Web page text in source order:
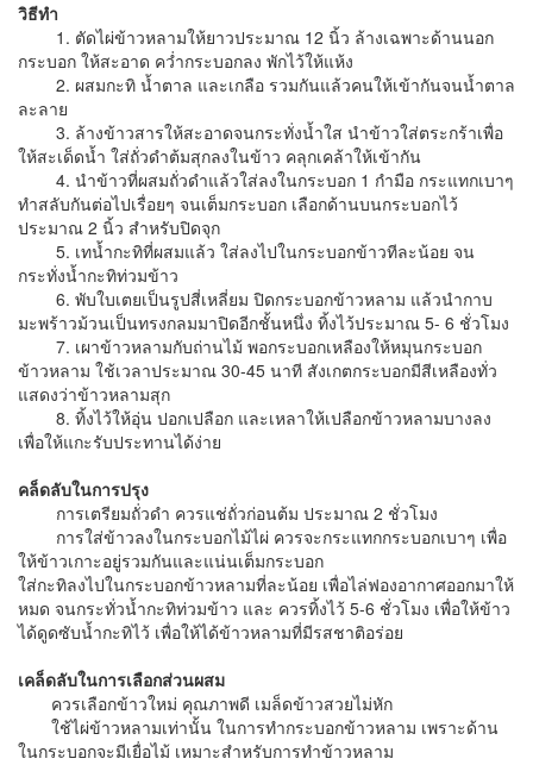
วิธีทำ
1. ตัดไผ่ข้าวหลามให้ยาวประมาณ 12 นิ้ว ล้างเฉพาะด้านนอก
กระบอก ให้สะอาด คว่ำกระบอกลง พักไว้ให้แห้ง
2. ผสมกะทิ น้ำตาล และเกลือ รวมกันแล้วคนให้เข้ากันจนน้ำตาล
ละลาย
3. ล้างข้าวสารให้สะอาดจนกระทั่งน้ำใส นำข้าวใส่ตระกร้าเพื่อ
ให้สะเด็ดน้ำ ใส่ถั่วดำต้มสุกลงในข้าว คลุกเคล้าให้เข้ากัน
4. นำข้าวที่ผสมถั่วดำแล้วใส่ลงในกระบอก 1 กำมือ กระแทกเบาๆ
ทำสลับกันต่อไปเรื่อยๆ จนเต็มกระบอก เลือกด้านบนกระบอกไว้
ประมาณ 2 นิ้ว สำหรับปิดจุก
5. เทน้ำกะทิที่ผสมแล้ว ใส่ลงไปในกระบอกข้าวทีละน้อย จน
กระทั่งน้ำกะทิท่วมข้าว
6. พับใบเตยเป็นรูปสี่เหลี่ยม ปิดกระบอกข้าวหลาม แล้วนำกาบ
มะพร้าวม้วนเป็นทรงกลมมาปิดอีกชั้นหนึ่ง ทิ้งไว้ประมาณ 5- 6 ชั่วโมง
7. เผาข้าวหลามกับถ่านไม้ พอกระบอกเหลืองให้หมุนกระบอก
ข้าวหลาม ใช้เวลาประมาณ 30-45 นาที สังเกตกระบอกมีสีเหลืองทั่ว
แสดงว่าข้าวหลามสุก
8. ทิ้งไว้ให้อุ่น ปอกเปลือก และเหลาให้เปลือกข้าวหลามบางลง
เพื่อให้แกะรับประทานได้ง่าย
คล็ดลับในการปรุง
การเตรียมถั่วดำ ควรแช่ถั่วก่อนต้ม ประมาณ 2 ชั่วโมง
การใส่ข้าวลงในกระบอกไม้ไผ่ ควรจะกระแทกกระบอกเบาๆ เพื่อ
ให้ข้าวเกาะอยู่รวมกันและแน่นเต็มกระบอก
ใส่กะทิลงไปในกระบอกข้าวหลามที่ละน้อย เพื่อไล่ฟองอากาศออกมาให้
หมด จนกระทั่วน้ำกะทิท่วมข้าว และ ควรทิ้งไว้ 5-6 ชั่วโมง เพื่อให้ข้าว
ได้ดูดซับน้ำกะทิไว้ เพื่อให้ได้ข้าวหลามที่มีรสชาติอร่อย
เคล็ดลับในการเลือกส่วนผสม
ควรเลือกข้าวใหม่ คุณภาพดี เมล็ดข้าวสวยไม่หัก
ใช้ไผ่ข้าวหลามเท่านั้น ในการทำกระบอกข้าวหลาม เพราะด้าน
ในกระบอกจะมีเยื่อไม้ เหมาะสำหรับการทำข้าวหลาม